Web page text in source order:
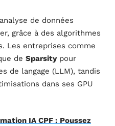
de données
grâce à des algorithmes
Les entreprises comme
de Sparsitypour
de langage (LLM), tandis
dans ses GPU
IA CPF : Poussez